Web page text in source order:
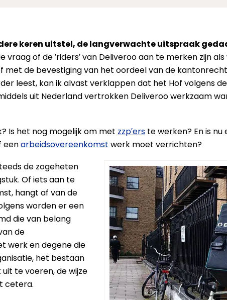
keren uitstel, de langverwachte uitspraak
vraag of de ′riders′ van Deliveroo aan te merken zijn
met de bevestiging van het oordeel van de
leest, kan ik alvast verklappen dat het Hof volgens
uit Nederland vertrokken Deliveroo werkzaam
Is het nog mogelijk om met zzp′ers te werken? En is nu
eenarbeidsovereenkomst werk moet verrichten?
de zogeheten
Of iets aan te
hangt af van de
worden er een
die van belang
de
werk en degene die
het bestaan
te voeren, de wijze
cetera.